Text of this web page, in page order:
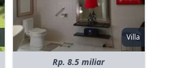
Villa
Rp. 8.5 miliar